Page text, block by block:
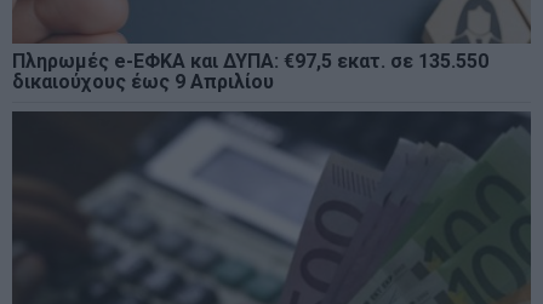
Πληρωμές e-ΕΦΚΑ και ΔΥΠΑ: €97,5 εκατ. σε 135.550
δικαιούχους έως 9 Απριλίου